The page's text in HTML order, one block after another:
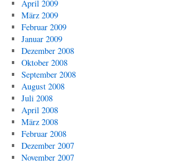
April 2009
März 2009
Februar 2009
Januar 2009
Dezember 2008
Oktober 2008
September 2008
August 2008
Juli 2008
April 2008
März 2008
Februar 2008
Dezember 2007
November 2007